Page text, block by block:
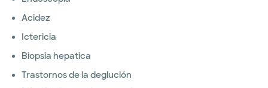
Acidez
Ictericia
Biopsia hepatica
Trastornos de la deglución